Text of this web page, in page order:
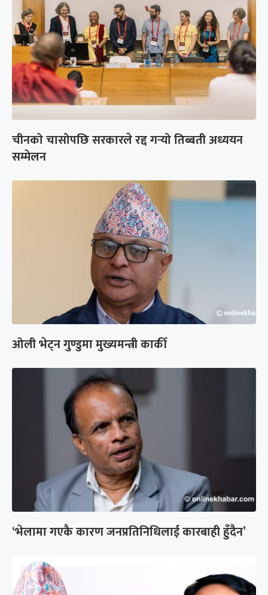
चीनको चासोपछि सरकारले रद्द गर्‍यो तिब्बती अध्ययन
सम्मेलन
ओली भेट्न गुण्डुमा मुख्यमन्त्री कार्की
‘भेलामा गएकै कारण जनप्रतिनिधिलाई कारबाही हुँदैन’